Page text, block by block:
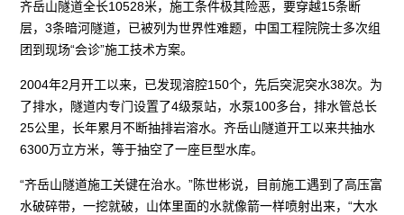
齐岳山隧道全长10528米，施工条件极其险恶，要穿越15条断
层，3条暗河隧道，已被列为世界性难题，中国工程院院士多次组
团到现场“会诊”施工技术方案。
2004年2月开工以来，已发现溶腔150个，先后突泥突水38次。为
了排水，隧道内专门设置了4级泵站，水泵100多台，排水管总长
25公里，长年累月不断抽排岩溶水。齐岳山隧道开工以来共抽水
6300万立方米，等于抽空了一座巨型水库。
“齐岳山隧道施工关键在治水。”陈世彬说，目前施工遇到了高压富
水破碎带，一挖就破，山体里面的水就像箭一样喷射出来，“大水